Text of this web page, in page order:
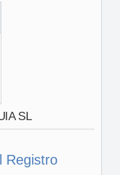
SL
Registro